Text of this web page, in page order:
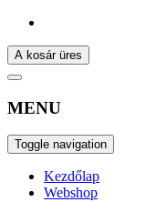
A kosár üres
MENU
Toggle navigation
Kezdőlap
Webshop